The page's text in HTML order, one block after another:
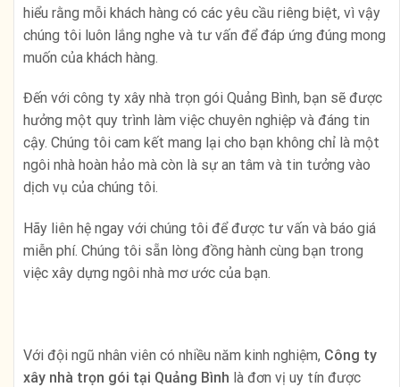
hiểu rằng mỗi khách hàng có các yêu cầu riêng biệt, vì vậy
chúng tôi luôn lắng nghe và tư vấn để đáp ứng đúng mong
muốn của khách hàng.
Đến với công ty xây nhà trọn gói Quảng Bình, bạn sẽ được
hưởng một quy trình làm việc chuyên nghiệp và đáng tin
cậy. Chúng tôi cam kết mang lại cho bạn không chỉ là một
ngôi nhà hoàn hảo mà còn là sự an tâm và tin tưởng vào
dịch vụ của chúng tôi.
Hãy liên hệ ngay với chúng tôi để được tư vấn và báo giá
miễn phí. Chúng tôi sẵn lòng đồng hành cùng bạn trong
việc xây dựng ngôi nhà mơ ước của bạn.
Với đội ngũ nhân viên có nhiều năm kinh nghiệm, Công ty
xây nhà trọn gói tại Quảng Bình là đơn vị uy tín được